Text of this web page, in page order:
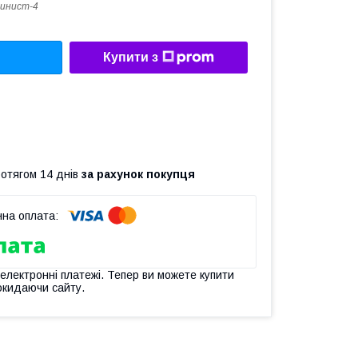
4
Купити з
14 днів за рахунок покупця
платежі. Тепер ви можете купити
сайту.